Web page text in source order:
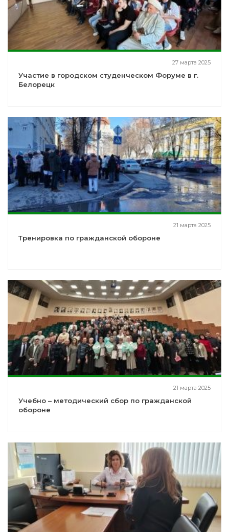
27 марта 2025
Участие в городском студенческом Форуме в г.
Белорецк
21 марта 2025
Тренировка по гражданской обороне
21 марта 2025
Учебно – методический сбор по гражданской
обороне